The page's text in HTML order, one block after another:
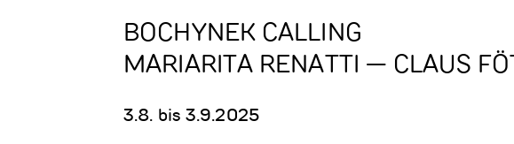
BOCHYNEK CALLING
MARIARITA RENATTI — CLAUS
3.8. bis 3.9.2025